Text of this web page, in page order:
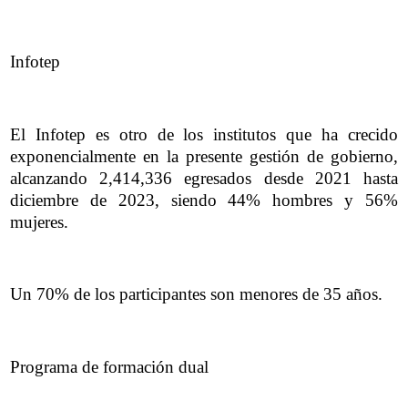
Infotep
El Infotep es otro de los institutos que ha crecido
exponencialmente en la presente gestión de gobierno,
alcanzando 2,414,336 egresados desde 2021 hasta
diciembre de 2023, siendo 44% hombres y 56%
mujeres.
Un 70% de los participantes son menores de 35 años.
Programa de formación dual